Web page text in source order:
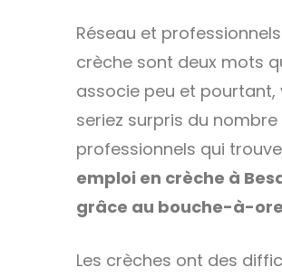
Réseau et
crèche sont deux mots
associe peu et pourtant,
seriez surpris du nombre
professionnels qui
emploi en crèche à
grâce au bouche-à-
Les crèches ont des